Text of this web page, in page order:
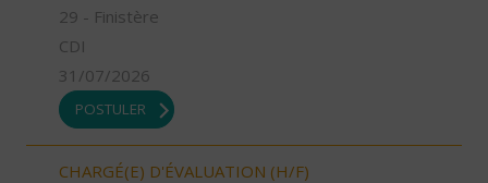
29 - Finistère
CDI
31/07/2026
POSTULER
CHARGÉ(E) D'ÉVALUATION (H/F)